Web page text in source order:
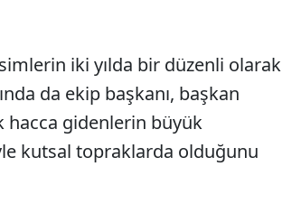
iki yılda bir düzenli olarak
da ekip başkanı, başkan
hacca gidenlerin büyük
kutsal topraklarda olduğunu